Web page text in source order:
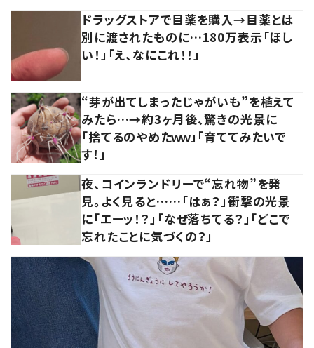
ドラッグストアで目薬を購入→目薬とは
別に渡されたものに…180万表示「ほし
い！」「え、なにこれ！！」
“芽が出てしまったじゃがいも”を植えて
みたら…→約3ヶ月後、驚きの光景に
「捨てるのやめたｗｗ」「育ててみたいで
す！」
夜、コインランドリーで“忘れ物”を発
見。よく見ると……「はぁ？」衝撃の光景
に「エーッ！？」「なぜ落ちてる？」「どこで
忘れたことに気づくの？」